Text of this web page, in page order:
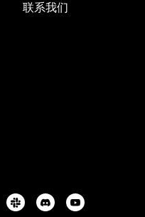
联系我们